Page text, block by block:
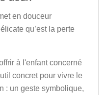
en douceur
qu’est la perte
à l'enfant concerné
concret pour vivre le
: un geste symbolique,